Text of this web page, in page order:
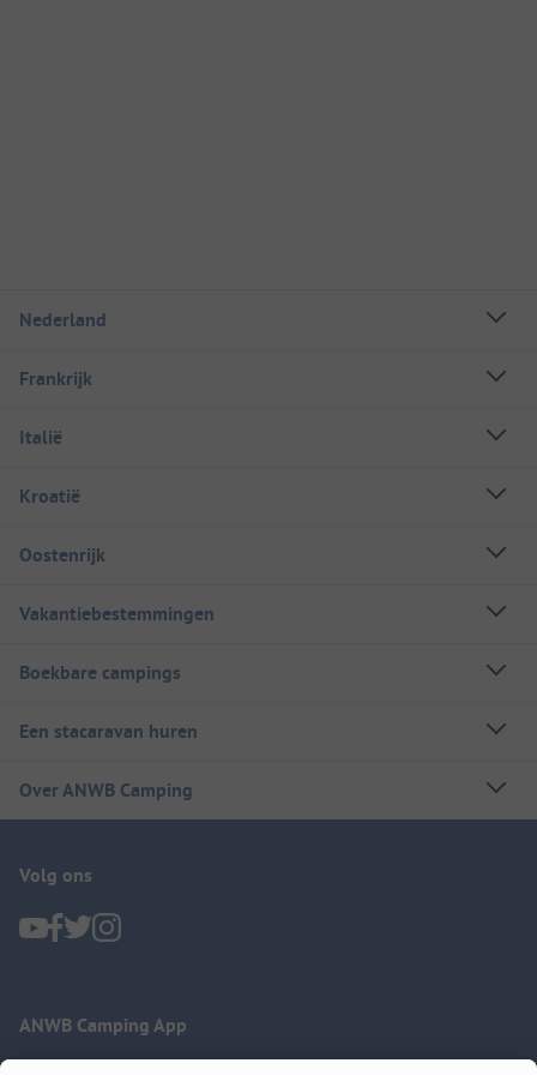
Nederland
Frankrijk
Italië
Kroatië
Oostenrijk
Vakantiebestemmingen
Boekbare campings
Een stacaravan huren
Over ANWB Camping
Volg ons
ANWB Camping App